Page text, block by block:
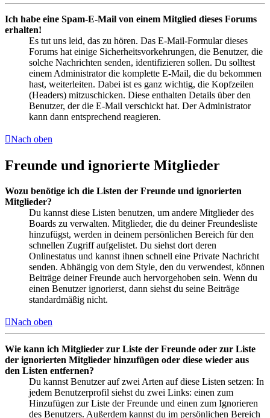
Ich habe eine Spam-E-Mail von einem Mitglied dieses Forums
erhalten!
Es tut uns leid, das zu hören. Das E-Mail-Formular dieses
Forums hat einige Sicherheitsvorkehrungen, die Benutzer, die
solche Nachrichten senden, identifizieren sollen. Du solltest
einem Administrator die komplette E-Mail, die du bekommen
hast, weiterleiten. Dabei ist es ganz wichtig, die Kopfzeilen
(Headers) mitzuschicken. Diese enthalten Details über den
Benutzer, der die E-Mail verschickt hat. Der Administrator
kann dann entsprechend reagieren.
Nach oben
Freunde und ignorierte Mitglieder
Wozu benötige ich die Listen der Freunde und ignorierten
Mitglieder?
Du kannst diese Listen benutzen, um andere Mitglieder des
Boards zu verwalten. Mitglieder, die du deiner Freundesliste
hinzufügst, werden in deinem persönlichen Bereich für den
schnellen Zugriff aufgelistet. Du siehst dort deren
Onlinestatus und kannst ihnen schnell eine Private Nachricht
senden. Abhängig von dem Style, den du verwendest, können
Beiträge deiner Freunde auch hervorgehoben sein. Wenn du
einen Benutzer ignorierst, dann siehst du seine Beiträge
standardmäßig nicht.
Nach oben
Wie kann ich Mitglieder zur Liste der Freunde oder zur Liste
der ignorierten Mitglieder hinzufügen oder diese wieder aus
den Listen entfernen?
Du kannst Benutzer auf zwei Arten auf diese Listen setzen: In
jedem Benutzerprofil siehst du zwei Links: einen zum
Hinzufügen zur Liste der Freunde und einen zum Ignorieren
des Benutzers. Außerdem kannst du im persönlichen Bereich